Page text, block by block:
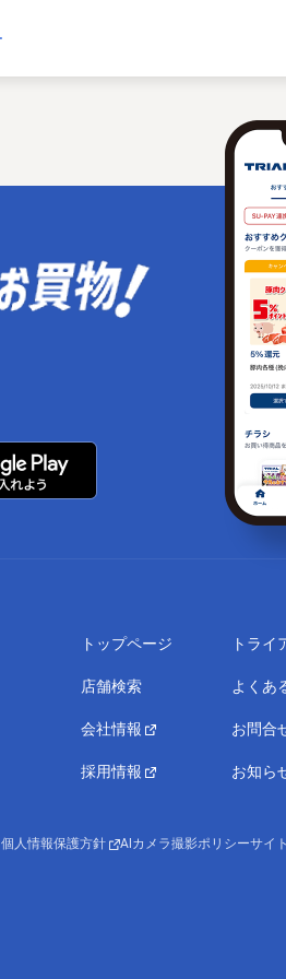
トップページ
店舗検索
会社情報
採用情報
トライ
よくあ
お問合
お知ら
個人情報保護方針 AIカメラ撮影ポリシーサイ